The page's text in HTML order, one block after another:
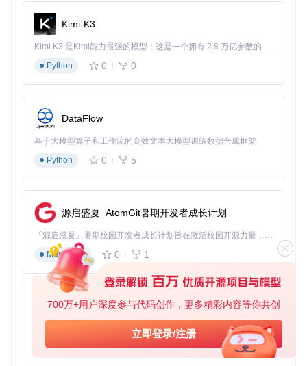
700万+用户深度参与代码创作，更多精彩内容等你共创
立即登录/注册
Kimi-K3
Kimi K3 是Kimi能力最强的模型：这是一个拥有 2.8 万亿参数的混合专家（MoE）模型，具备原生视觉理解能力，并支持 100 万 token 的上下文窗口。
Python
0 0
DataFlow
基于大模型算子和工作流的高效文本大模型训练数据合成框架
Python
0 5
源启盛夏_AtomGit暑期开发者成长计划
「源启盛夏」暑期校园开发者成长计划旨在激活校园开源力量，通过积分激励、认证扶持、资源倾斜等形式，引导高校组织和开发者完成「入驻 — 建项目 — 做贡献 — 获认证 — 得资源」的完整闭环。无论你是想带领社团入驻平台的组织者，还是希望用代码贡献证明自己的开发者，都能在这里找到属于你的成长路径。
Markdown
0 1
py-xiaozhi
基于Python的Xiaozhi AI，适用于想要完整Xiaozhi体验而无需拥有专用硬件的用户。
Python
0 1